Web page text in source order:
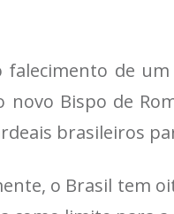
falecimento de
novo Bispo de
brasileiros
o Brasil tem